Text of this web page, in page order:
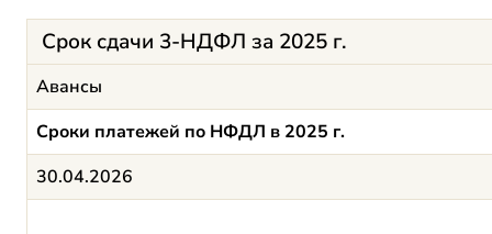
Срок сдачи 3-НДФЛ за 2025 г.
Авансы
Сроки платежей по НФДЛ в 2025 г.
30.04.2026